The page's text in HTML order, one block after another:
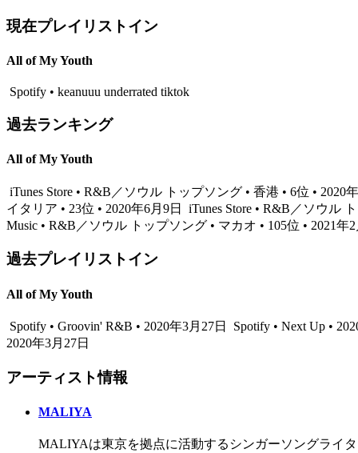
現在プレイリストイン
All of My Youth
Spotify • keanuuu underrated tiktok
過去ランキング
All of My Youth
iTunes Store • R&B／ソウル トップソング • 香港 • 6位 • 2020
イタリア • 23位 • 2020年6月9日
iTunes Store • R&B／ソウル
Music • R&B／ソウル トップソング • マカオ • 105位 • 2021年
過去プレイリストイン
All of My Youth
Spotify • Groovin' R&B • 2020年3月27日
Spotify • Next Up •
2020年3月27日
アーティスト情報
MALIYA
MALIYAは東京を拠点に活動するシンガーソングライタ